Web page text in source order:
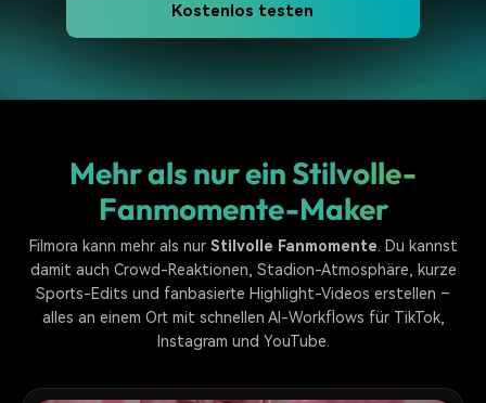
Kostenlos testen
Mehr als nur ein Stilvolle-
Fanmomente-Maker
Filmora kann mehr als nur Stilvolle Fanmomente . Du kannst
damit auch Crowd-Reaktionen, Stadion-Atmosphäre, kurze
Sports-Edits und fanbasierte Highlight-Videos erstellen –
alles an einem Ort mit schnellen AI-Workflows für TikTok,
Instagram und YouTube.